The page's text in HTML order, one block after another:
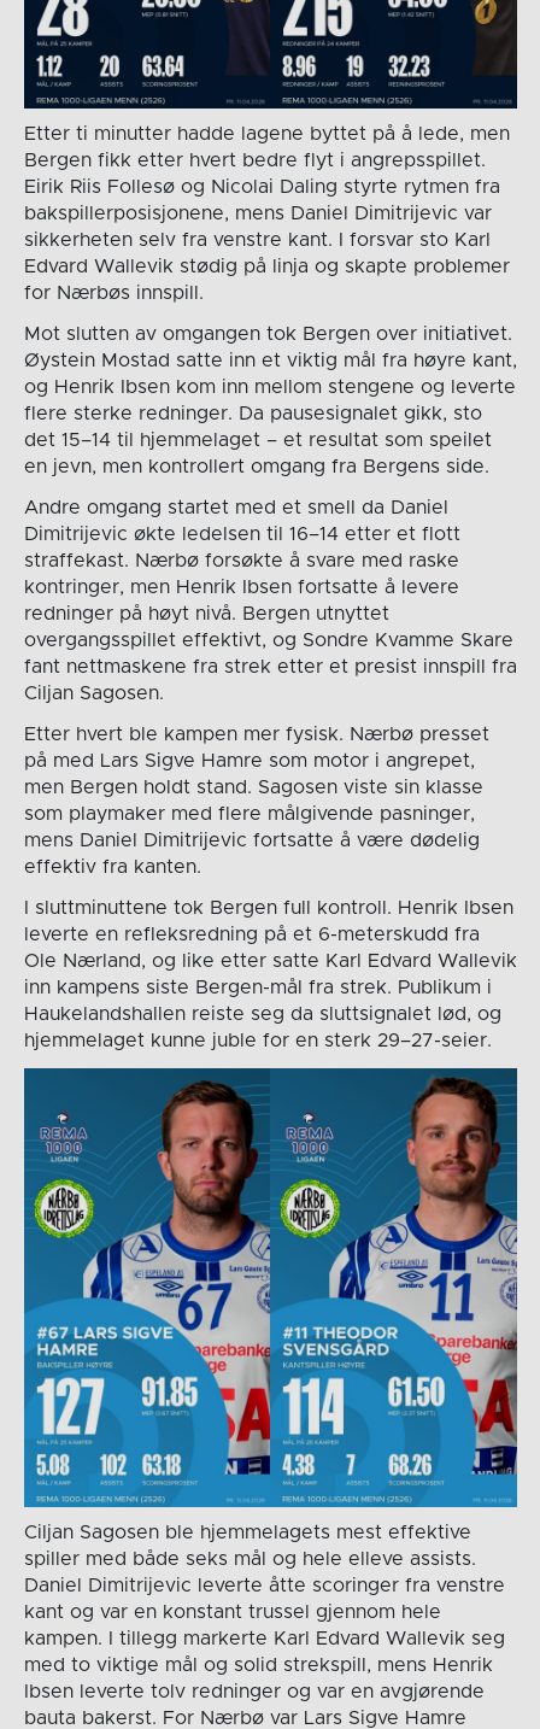
Etter ti minutter hadde lagene byttet på å lede, men
Bergen fikk etter hvert bedre flyt i angrepsspillet.
Eirik Riis Follesø og Nicolai Daling styrte rytmen fra
bakspillerposisjonene, mens Daniel Dimitrijevic var
sikkerheten selv fra venstre kant. I forsvar sto Karl
Edvard Wallevik stødig på linja og skapte problemer
for Nærbøs innspill.
Mot slutten av omgangen tok Bergen over initiativet.
Øystein Mostad satte inn et viktig mål fra høyre kant,
og Henrik Ibsen kom inn mellom stengene og leverte
flere sterke redninger. Da pausesignalet gikk, sto
det 15–14 til hjemmelaget – et resultat som speilet
en jevn, men kontrollert omgang fra Bergens side.
Andre omgang startet med et smell da Daniel
Dimitrijevic økte ledelsen til 16–14 etter et flott
straffekast. Nærbø forsøkte å svare med raske
kontringer, men Henrik Ibsen fortsatte å levere
redninger på høyt nivå. Bergen utnyttet
overgangsspillet effektivt, og Sondre Kvamme Skare
fant nettmaskene fra strek etter et presist innspill fra
Ciljan Sagosen.
Etter hvert ble kampen mer fysisk. Nærbø presset
på med Lars Sigve Hamre som motor i angrepet,
men Bergen holdt stand. Sagosen viste sin klasse
som playmaker med flere målgivende pasninger,
mens Daniel Dimitrijevic fortsatte å være dødelig
effektiv fra kanten.
I sluttminuttene tok Bergen full kontroll. Henrik Ibsen
leverte en refleksredning på et 6-meterskudd fra
Ole Nærland, og like etter satte Karl Edvard Wallevik
inn kampens siste Bergen-mål fra strek. Publikum i
Haukelandshallen reiste seg da sluttsignalet lød, og
hjemmelaget kunne juble for en sterk 29–27-seier.
Ciljan Sagosen ble hjemmelagets mest effektive
spiller med både seks mål og hele elleve assists.
Daniel Dimitrijevic leverte åtte scoringer fra venstre
kant og var en konstant trussel gjennom hele
kampen. I tillegg markerte Karl Edvard Wallevik seg
med to viktige mål og solid strekspill, mens Henrik
Ibsen leverte tolv redninger og var en avgjørende
bauta bakerst. For Nærbø var Lars Sigve Hamre